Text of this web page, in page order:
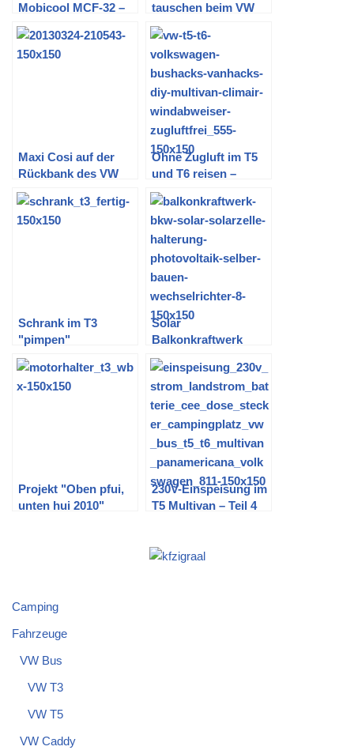
Mobicool MCF-32 –
Kühlbox leiser
machen
tauschen beim VW
T5 (Türverkleidung
abbauen)
Maxi Cosi auf der
Rückbank des VW
Bus T3
Ohne Zugluft im T5
und T6 reisen –
Windabweiser
Schrank im T3
"pimpen"
Solar
Balkonkraftwerk
(noch ohne
Speicherakku):
Einspeisung der
Grundlast
Projekt "Oben pfui,
unten hui 2010"
230V-Einspeisung im
T5 Multivan – Teil 4
Camping
Fahrzeuge
VW Bus
VW T3
VW T5
VW Caddy